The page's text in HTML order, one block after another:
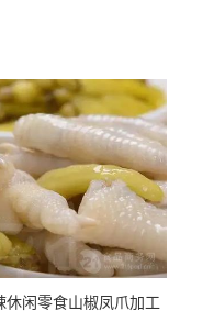
休闲零食山椒凤爪加工